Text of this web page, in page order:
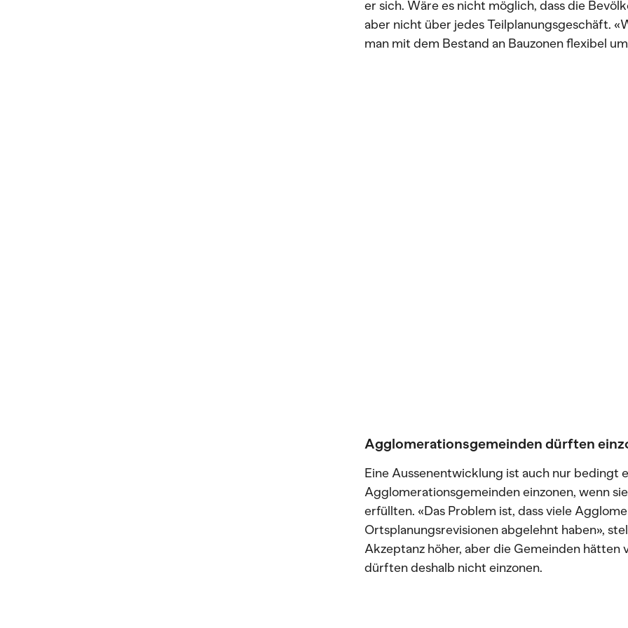
er sich. Wäre es nicht möglich, dass die
aber nicht über jedes Teilplanungsgeschäft.
man mit dem Bestand an Bauzonen flexibel
Agglomerationsgemeinden dürften
Eine Aussenentwicklung ist auch nur bedingt
Agglomerationsgemeinden einzonen, wenn
erfüllten. «Das Problem ist, dass viele
Ortsplanungsrevisionen abgelehnt haben»,
Akzeptanz höher, aber die Gemeinden hätten
dürften deshalb nicht einzonen.